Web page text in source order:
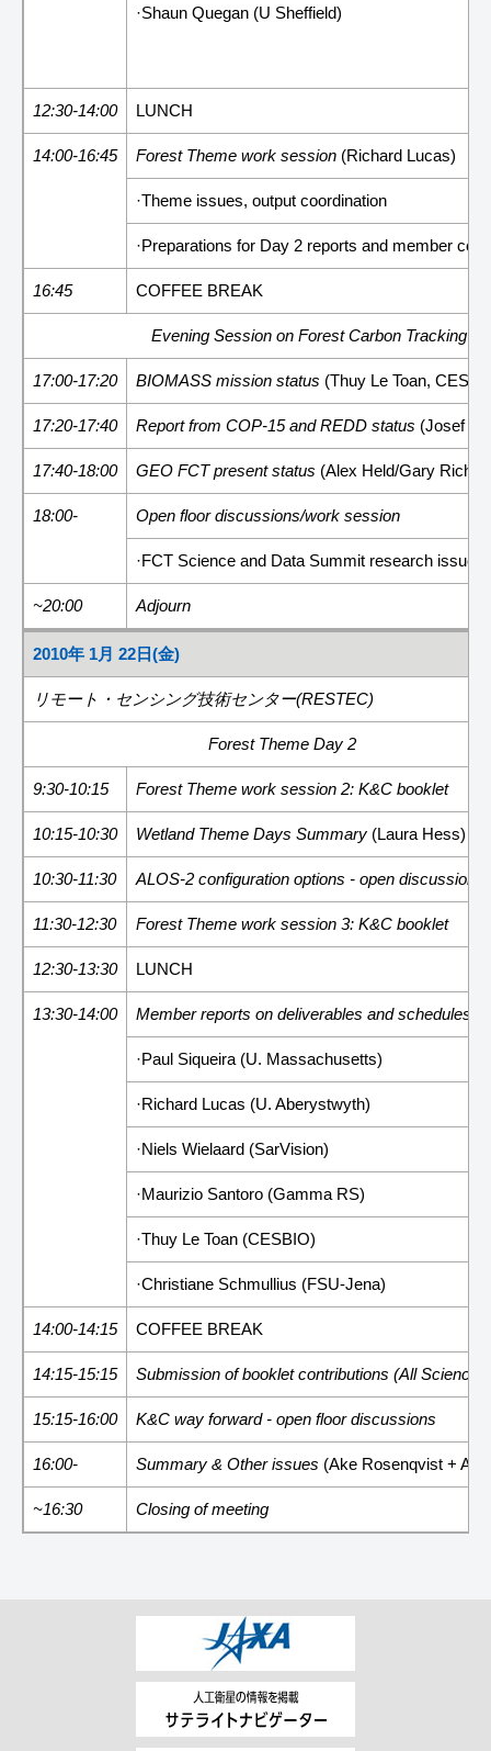
·Shaun Quegan (U Sheffield)
12:30-14:00 LUNCH
14:00-16:45 Forest Theme work session (Richard Lucas)
·Theme issues, output coordination
·Preparations for Day 2 reports and member
16:45 COFFEE BREAK
Evening Session on Forest Carbon Tracking
17:00-17:20 BIOMASS mission status (Thuy Le Toan,
17:20-17:40 Report from COP-15 and REDD status (Josef
17:40-18:00 GEO FCT present status (Alex Held/Gary
18:00- Open floor discussions/work session
·FCT Science and Data Summit research issues
~20:00 Adjourn
2010年 1月 22日(金)
リモート・センシング技術センター(RESTEC)
Forest Theme Day 2
9:30-10:15 Forest Theme work session 2: K&C booklet
10:15-10:30 Wetland Theme Days Summary (Laura Hess)
10:30-11:30 ALOS-2 configuration options - open discussion
11:30-12:30 Forest Theme work session 3: K&C booklet
12:30-13:30 LUNCH
13:30-14:00 Member reports on deliverables and schedules
·Paul Siqueira (U. Massachusetts)
·Richard Lucas (U. Aberystwyth)
·Niels Wielaard (SarVision)
·Maurizio Santoro (Gamma RS)
·Thuy Le Toan (CESBIO)
·Christiane Schmullius (FSU-Jena)
14:00-14:15 COFFEE BREAK
14:15-15:15 Submission of booklet contributions (All Science
15:15-16:00 K&C way forward - open floor discussions
16:00- Summary & Other issues (Ake Rosenqvist + All)
~16:30 Closing of meeting